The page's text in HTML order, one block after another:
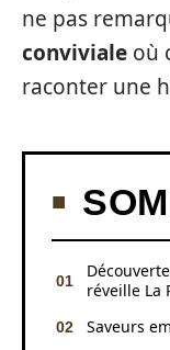
ne pas
conviviale où
raconter une
réveille La
Saveurs